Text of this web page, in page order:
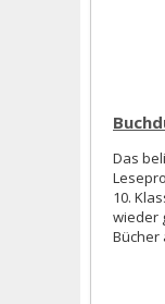
Das
10.
wieder
Bücher